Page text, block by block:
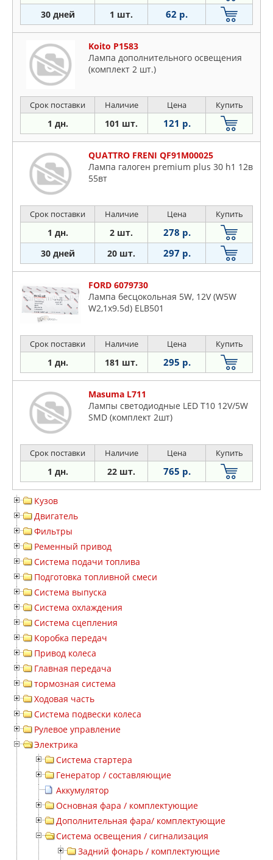
30 дней 1 шт. 62 р.
Koito P1583
Лампа дополнительного освещения
(комплект 2 шт.)
Срок поставки Наличие Цена Купить
1 дн. 101 шт. 121 р.
QUATTRO FRENI QF91M00025
Лампа галоген premium plus 30 h1 12в
55вт
Срок поставки Наличие Цена Купить
1 дн. 2 шт. 278 р.
30 дней 20 шт. 297 р.
FORD 6079730
Лампа бесцокольная 5W, 12V (W5W
W2,1x9.5d) ELB501
Срок поставки Наличие Цена Купить
1 дн. 181 шт. 295 р.
Masuma L711
Лампы светодиодные LED T10 12V/5W
SMD (комплект 2шт)
Срок поставки Наличие Цена Купить
1 дн. 22 шт. 765 р.
Кузов
Двигатель
Фильтры
Ременный привод
Система подачи топлива
Подготовка топливной смеси
Система выпуска
Система охлаждения
Система сцепления
Коробка передач
Привод колеса
Главная передача
тормозная система
Ходовая часть
Система подвески колеса
Рулевое управление
Электрика
Система стартера
Генератор / составляющие
Аккумулятор
Основная фара / комплектующие
Дополнительная фара/ комплектующие
Система освещения / сигнализация
Задний фонарь / комплектующие